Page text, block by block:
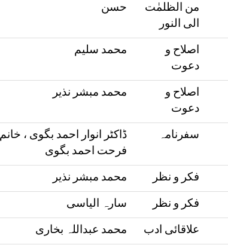
من الظلمٰت
الی النور
حسن
اصلاح و
دعوت
محمد سلیم
اصلاح و
دعوت
محمد مبشر نذیر
سفرنامہ
ڈاکٹر انوار احمد بگوی ، خانم
فرحت احمد بگوی
فکر و نظر
محمد مبشر نذیر
فکر و نظر
سارہ الیاسی
علاقائی ادب
محمد عبداللہ بخاری